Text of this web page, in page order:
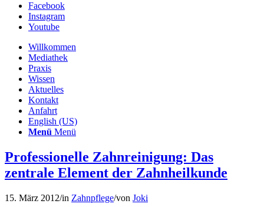
Facebook
Instagram
Youtube
Willkommen
Mediathek
Praxis
Wissen
Aktuelles
Kontakt
Anfahrt
English (US)
Menü Menü
Professionelle Zahnreinigung: Das
zentrale Element der Zahnheilkunde
15. März 2012/in Zahnpflege/von Joki